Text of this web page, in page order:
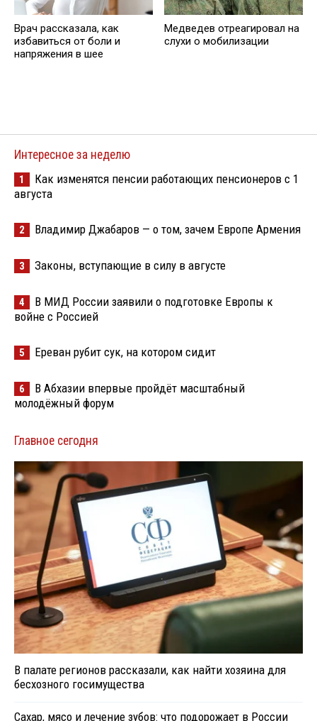
Врач рассказала, как
избавиться от боли и
напряжения в шее
Медведев отреагировал на
слухи о мобилизации
Интересное за неделю
1
Как изменятся пенсии работающих пенсионеров с 1
августа
2 Владимир Джабаров — о том, зачем Европе Армения
3 Законы, вступающие в силу в августе
4
В МИД России заявили о подготовке Европы к
войне с Россией
5 Ереван рубит сук, на котором сидит
6
В Абхазии впервые пройдёт масштабный
молодёжный форум
Главное сегодня
В палате регионов рассказали, как найти хозяина для
бесхозного госимущества
Сахар, мясо и лечение зубов: что подорожает в России